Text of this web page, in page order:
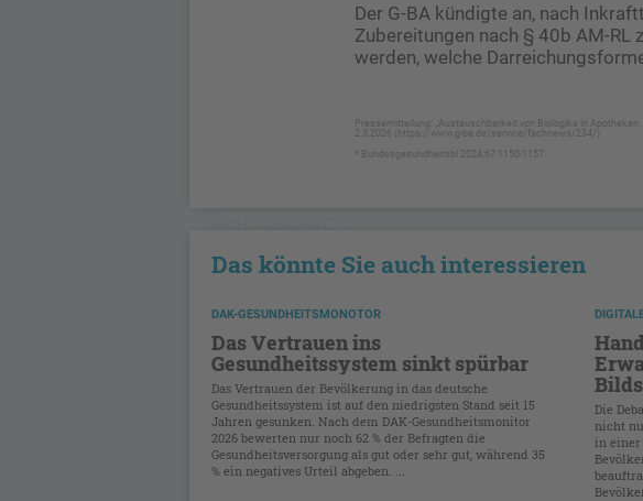
Der G-BA kündigte an, nach
Zubereitungen nach § 40b AM-
werden, welche
Pressemitteilung: „Austauschbarkeit von Biologika in
2.3.2026 (https://www.g-ba.de/service/fachnews/234/).
* Bundesgesundheitsbl 2024;67:1150-1157.
Das könnte Sie auch interessieren
DAK-GESUNDHEITSMONOTOR
Das Vertrauen ins
Gesundheitssystem sinkt spürbar
Das Vertrauen der Bevölkerung in das deutsche
Gesundheitssystem ist auf den niedrigsten Stand seit 15
Jahren gesunken. Nach dem DAK-Gesundheitsmonitor
2026 bewerten nur noch 62 % der Befragten die
Gesundheitsversorgung als gut oder sehr gut, während 35
% ein negatives Urteil abgeben. ...
Die
nicht
in einer